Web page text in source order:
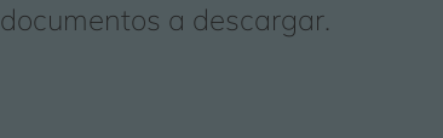
documentos a descargar.